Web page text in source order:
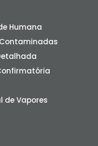
Humana
de Vapores